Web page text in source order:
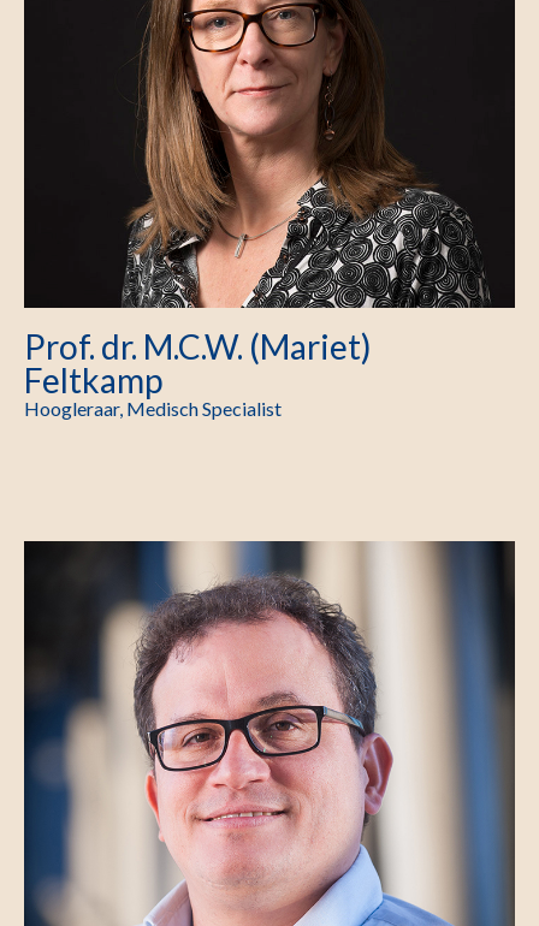
Prof. dr. M.C.W. (Mariet)
Feltkamp
Hoogleraar, Medisch Specialist